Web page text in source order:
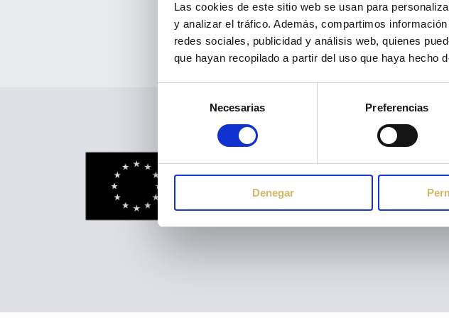
Las cookies de este sitio web se usan para
y analizar el tráfico. Además, compartimos
redes sociales, publicidad y análisis web, quienes
que hayan recopilado a partir del uso que haya hecho
consentimiento
Necesarias Preferencias
Denegar
Aviso Legal Política de Privacidad
© 2023 Diseño por Webinlab | Todos los